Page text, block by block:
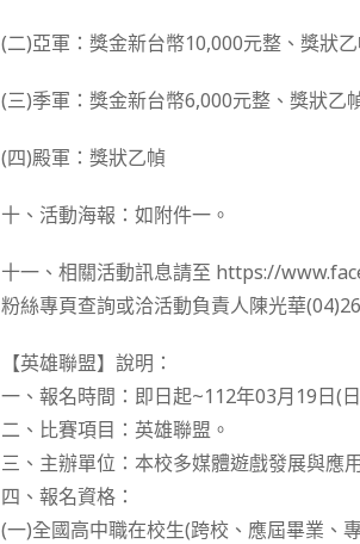
(二)亞軍：獎金新台幣10,000元整、獎狀乙
(三)季軍：獎金新台幣6,000元整、獎狀乙
(四)殿軍：獎狀乙幀
十、活動海報：如附件一。
十一、相關活動訊息請至 https://
粉絲專頁查詢或洽活動負責人陳光華
【英雄聯盟】說明：
一、報名時間：即日起~112年03月19日(日
二、比賽項目：英雄聯盟。
三、主辦單位：本校多媒體遊戲發展與應
四、報名資格：
(一)全國高中職在校生(跨校、應屆畢業、